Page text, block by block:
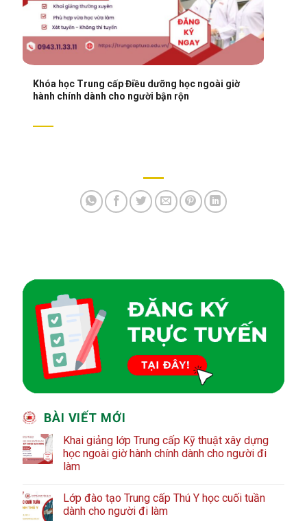
Khóa học Trung cấp Điều dưỡng học ngoài giờ
hành chính dành cho người bận rộn
BÀI VIẾT MỚI
Khai giảng lớp Trung cấp Kỹ thuật xây dựng
học ngoài giờ hành chính dành cho người đi
làm
Lớp đào tạo Trung cấp Thú Y học cuối tuần
dành cho người đi làm